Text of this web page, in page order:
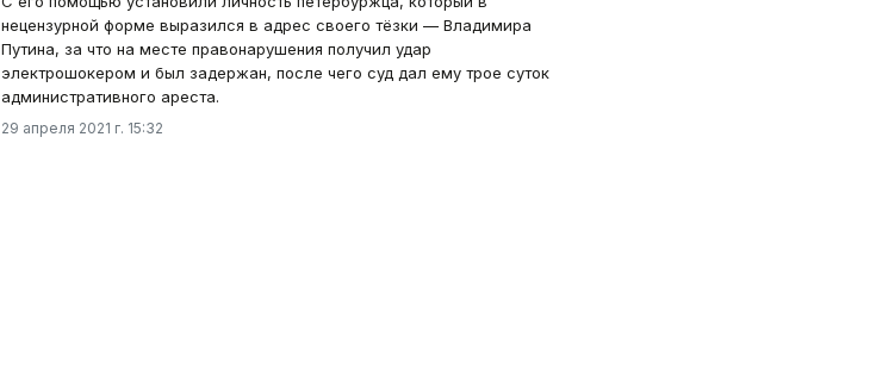
нецензурной форме выразился в адрес своего тёзки — Владимира
Путина, за что на месте правонарушения получил удар
электрошокером и был задержан, после чего суд дал ему трое суток
административного ареста.
29 апреля 2021 г. 15:32